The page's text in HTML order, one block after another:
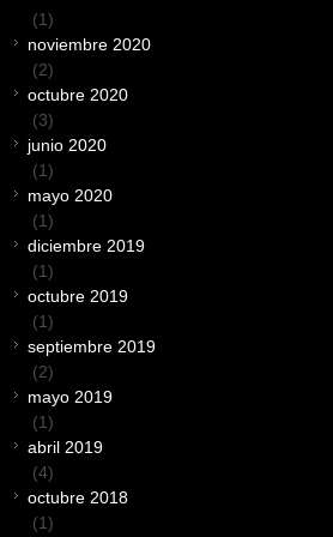
(1)
noviembre 2020
(2)
octubre 2020
(3)
junio 2020
(1)
mayo 2020
(1)
diciembre 2019
(1)
octubre 2019
(1)
septiembre 2019
(2)
mayo 2019
(1)
abril 2019
(4)
octubre 2018
(1)